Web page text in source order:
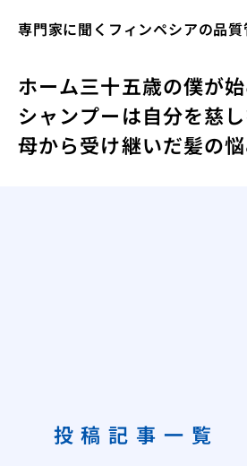
専門家に聞くフィンペシアの品
ホーム三十五歳の僕が
シャンプーは自分を慈
母から受け継いだ髪の
投稿記事一覧